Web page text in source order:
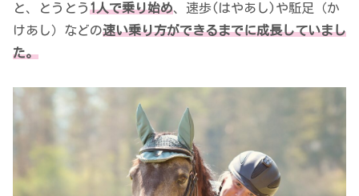
と、とうとう1人で乗り始め、速歩(はやあし)や駈足（か
けあし）などの速い乗り方ができるまでに成長していまし
た。